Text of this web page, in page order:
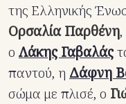
της Ελληνικής
Ορσαλία Παρθένη,
ο Λάκης Γαβαλάς
παντού, η Δάφνη
σώμα με πλισέ, ο